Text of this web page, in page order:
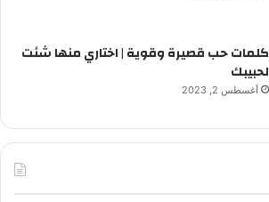
كلمات حب قصيرة وقوية | اختاري منها شئت
لحبيبك
أغسطس 2, 2023